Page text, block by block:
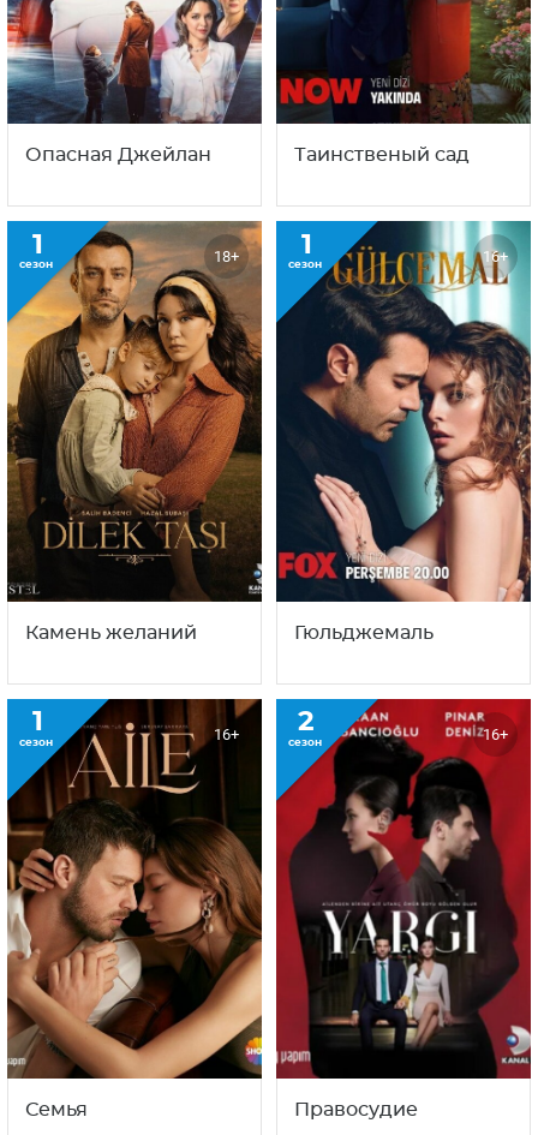
Опасная Джейлан Таинственый сад
1
сезон 18+
Камень желаний
1
сезон 16+
Гюльджемаль
1
сезон 16+
Семья
2
сезон 16+
Правосудие